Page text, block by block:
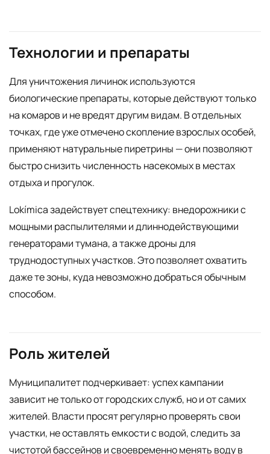
Технологии и препараты
Для уничтожения личинок используются
биологические препараты, которые действуют только
на комаров и не вредят другим видам. В отдельных
точках, где уже отмечено скопление взрослых особей,
применяют натуральные пиретрины — они позволяют
быстро снизить численность насекомых в местах
отдыха и прогулок.
Lokímica задействует спецтехнику: внедорожники с
мощными распылителями и длиннодействующими
генераторами тумана, а также дроны для
труднодоступных участков. Это позволяет охватить
даже те зоны, куда невозможно добраться обычным
способом.
Роль жителей
Муниципалитет подчеркивает: успех кампании
зависит не только от городских служб, но и от самих
жителей. Власти просят регулярно проверять свои
участки, не оставлять емкости с водой, следить за
чистотой бассейнов и своевременно менять воду в